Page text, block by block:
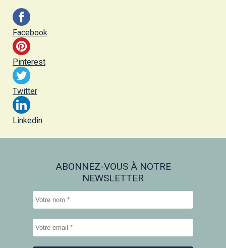
Facebook
Pinterest
Twitter
Linkedin
ABONNEZ-VOUS À NOTRE
NEWSLETTER